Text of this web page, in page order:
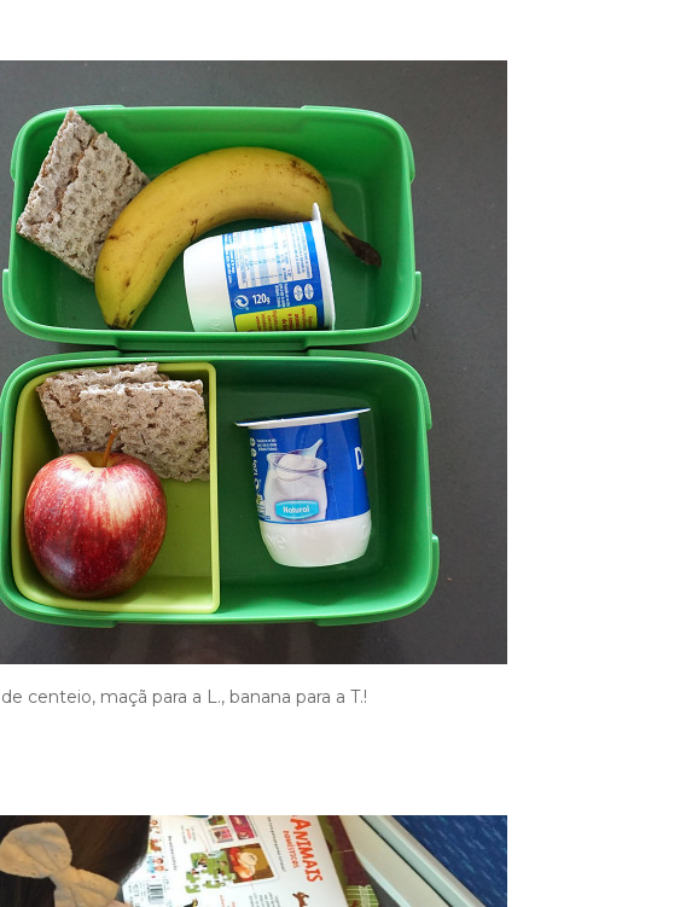
centeio, maçã para a L., banana para a T.!